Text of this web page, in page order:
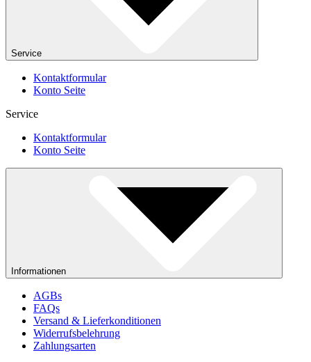
Service
Kontaktformular
Konto Seite
Service
Kontaktformular
Konto Seite
Informationen
AGBs
FAQs
Versand & Lieferkonditionen
Widerrufsbelehrung
Zahlungsarten